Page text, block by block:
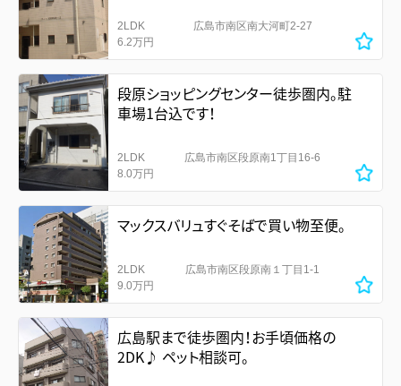
2LDK
6.2万円
広島市南区南大河町2-27
段原ショッピングセンター徒歩圏内。駐
車場1台込です！
2LDK
8.0万円
広島市南区段原南1丁目16-6
マックスバリュすぐそばで買い物至便。
2LDK
9.0万円
広島市南区段原南１丁目1-1
広島駅まで徒歩圏内！お手頃価格の
2DK♪ ペット相談可。